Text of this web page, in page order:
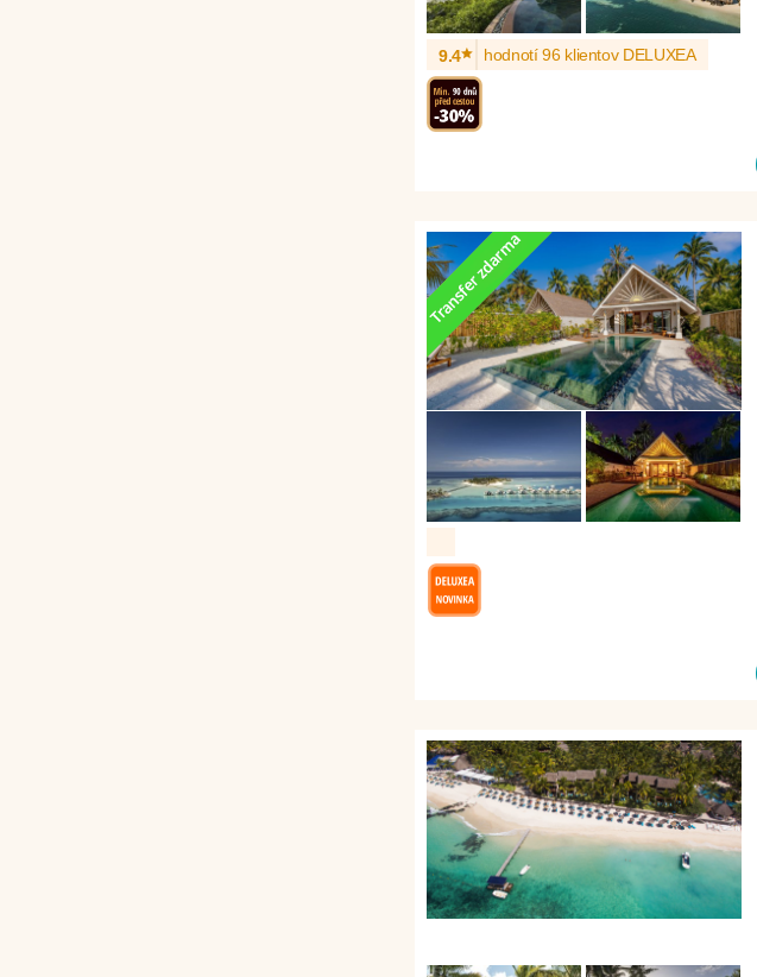
9.4* hodnotí 96 klientov DELUXEA